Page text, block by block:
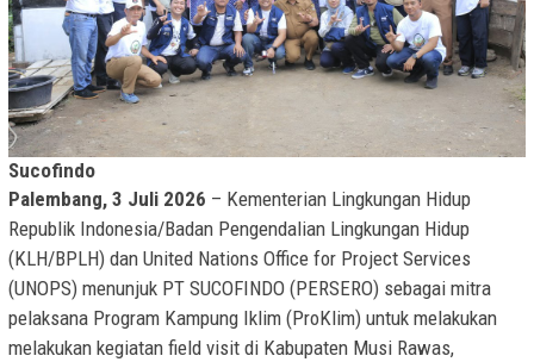
Sucofindo
Palembang, 3 Juli 2026 – Kementerian Lingkungan Hidup
Republik Indonesia/Badan Pengendalian Lingkungan Hidup
(KLH/BPLH) dan United Nations Office for Project Services
(UNOPS) menunjuk PT SUCOFINDO (PERSERO) sebagai mitra
pelaksana Program Kampung Iklim (ProKlim) untuk melakukan
melakukan kegiatan field visit di Kabupaten Musi Rawas,